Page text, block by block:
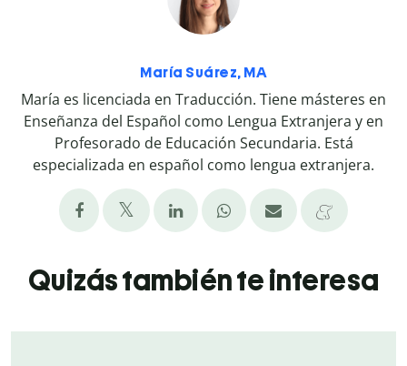
María Suárez, MA
María es licenciada en Traducción. Tiene másteres en
Enseñanza del Español como Lengua Extranjera y en
Profesorado de Educación Secundaria. Está
especializada en español como lengua extranjera.
Quizás también te interesa